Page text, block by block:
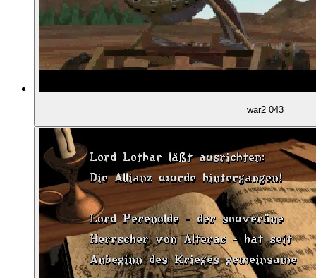
Die Karte der Mission
01:11:36 Die Karte erkunden
01:14:53 Die Festung im Norden
01:15:43 Wir sprengen den Weg zum Gefängnis frei
war2 043